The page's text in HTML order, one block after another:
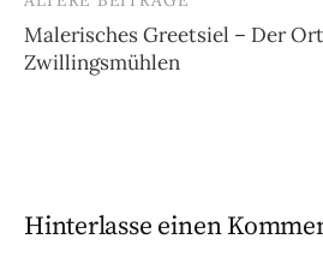
Beitragsnavigation
Malerisches Greetsiel – Der
Zwillingsmühlen
Hinterlasse einen